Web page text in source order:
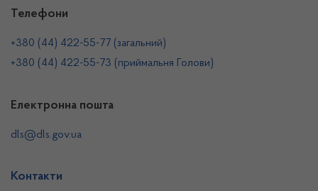
Телефони
+380 (44) 422-55-77 (загальний)
+380 (44) 422-55-73 (приймальня Голови)
Електронна пошта
dls@dls.gov.ua
Контакти